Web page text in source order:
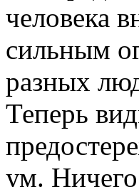
человека
сильным
разных
Теперь
ум.